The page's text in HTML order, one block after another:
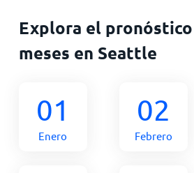
Explora el
meses en Seattle
01
Enero
02
Febrero